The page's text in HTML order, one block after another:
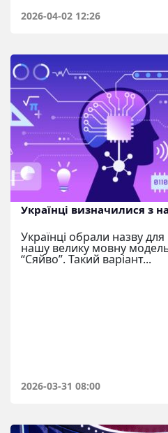
2026-04-02 12:26
Українці визначилися з
Українці обрали назву
нашу велику мовну
“Сяйво”. Такий варіант...
2026-03-31 08:00